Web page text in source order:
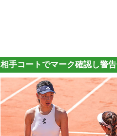
相手コートでマーク確認し警告